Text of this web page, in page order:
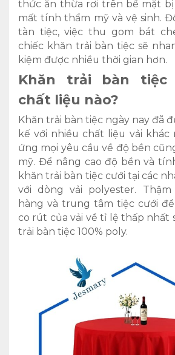
thức ăn thừa rơi trên bề mặt bị
mất tính thẩm mỹ và vệ sinh.
tàn tiệc, việc thu gom bát
chiếc khăn trải bàn tiệc sẽ
kiệm được nhiều thời gian hơn.
Khăn trải bàn tiệc
chất liệu nào?
Khăn trải bàn tiệc ngày nay đã
kế với nhiều chất liệu vải khác
ứng mọi yêu cầu về độ bền
mỹ. Để nâng cao độ bền và
khăn trải bàn tiệc cưới tại các
với dòng vải polyester.
hàng và trung tâm tiệc cưới
co rút của vải về tỉ lệ thấp nhất
trải bàn tiệc 100% poly.